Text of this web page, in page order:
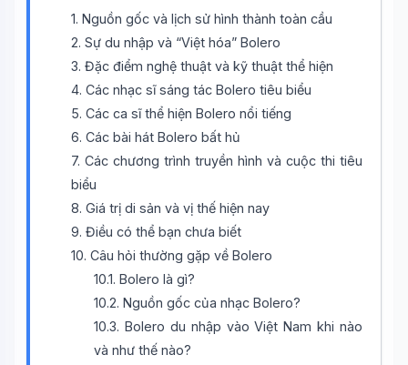
1. Nguồn gốc và lịch sử hình thành toàn cầu
2. Sự du nhập và “Việt hóa” Bolero
3. Đặc điểm nghệ thuật và kỹ thuật thể hiện
4. Các nhạc sĩ sáng tác Bolero tiêu biểu
5. Các ca sĩ thể hiện Bolero nổi tiếng
6. Các bài hát Bolero bất hủ
7. Các chương trình truyền hình và cuộc thi tiêu
biểu
8. Giá trị di sản và vị thế hiện nay
9. Điều có thể bạn chưa biết
10. Câu hỏi thường gặp về Bolero
10.1. Bolero là gì?
10.2. Nguồn gốc của nhạc Bolero?
10.3. Bolero du nhập vào Việt Nam khi nào
và như thế nào?